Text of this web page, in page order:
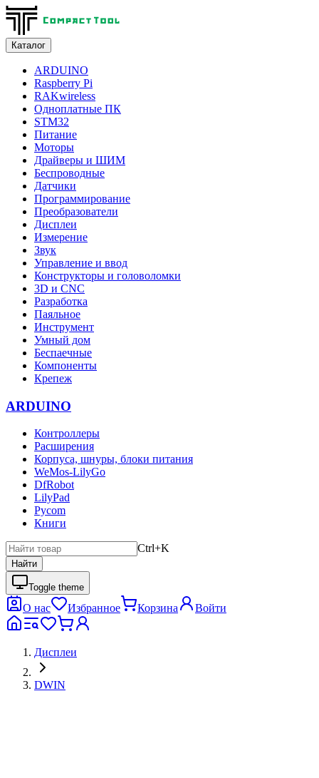
Каталог
ARDUINO
Raspberry Pi
RAKwireless
Одноплатные ПК
STM32
Питание
Моторы
Драйверы и ШИМ
Беспроводные
Датчики
Программирование
Преобразователи
Дисплеи
Измерение
Звук
Управление и ввод
Конструкторы и головоломки
3D и CNC
Разработка
Паяльное
Инструмент
Умный дом
Беспаечные
Компоненты
Крепеж
ARDUINO
Контроллеры
Расширения
Корпуса, шнуры, блоки питания
WeMos-LilyGo
DfRobot
LilyPad
Pycom
Книги
Ctrl+K
Найти
Toggle theme
О нас Избранное Корзина Войти
Дисплеи
DWIN